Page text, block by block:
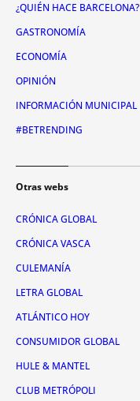
¿QUIÉN HACE BARCELONA?
GASTRONOMÍA
ECONOMÍA
OPINIÓN
INFORMACIÓN MUNICIPAL
#BETRENDING
Otras webs
CRÓNICA GLOBAL
CRÓNICA VASCA
CULEMANÍA
LETRA GLOBAL
ATLÁNTICO HOY
CONSUMIDOR GLOBAL
HULE & MANTEL
CLUB METRÓPOLI